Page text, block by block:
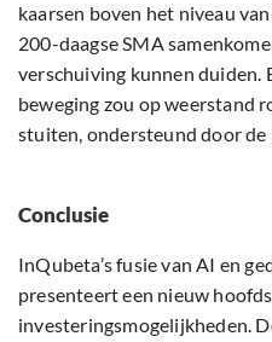
kaarsen boven het niveau
200-daagse SMA
verschuiving kunnen duiden.
beweging zou op weerstand
stuiten, ondersteund door de
Conclusie
InQubeta’s fusie van AI en
presenteert een nieuw
investeringsmogelijkheden.